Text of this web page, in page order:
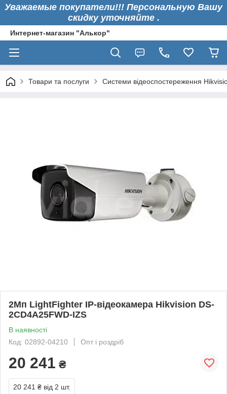
Уважаемые покупатели!!! Персональную Вашу
скидку уточняйте .
Интернет-магазин "Алькор"
Товари та послуги Системи відеоспостереження
2Мп LightFighter IP-відеокамера Hikvision DS-
2CD4A25FWD-IZS
В наявності
Код: 02892-04210
Опт і роздріб
20 241 ₴
20 241 ₴ від 2 шт.